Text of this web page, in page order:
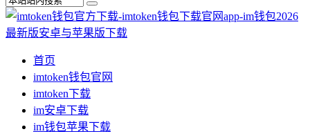
首页
imtoken钱包官网
imtoken下载
im安卓下载
im钱包苹果下载